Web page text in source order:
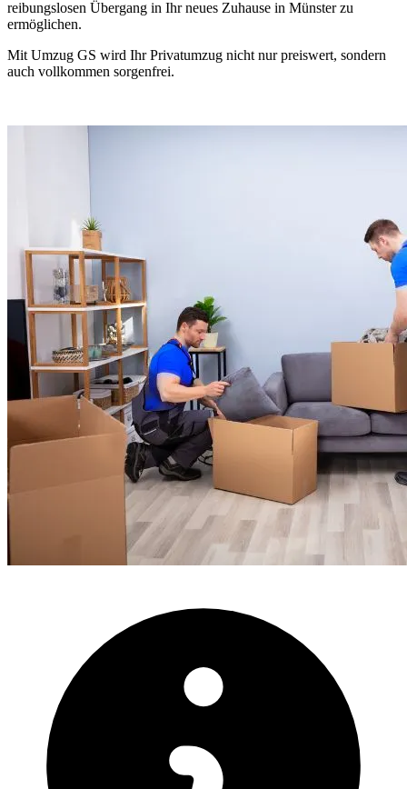
reibungslosen Übergang in Ihr neues Zuhause in Münster zu
ermöglichen.
Mit Umzug GS wird Ihr Privatumzug nicht nur preiswert, sondern
auch vollkommen sorgenfrei.